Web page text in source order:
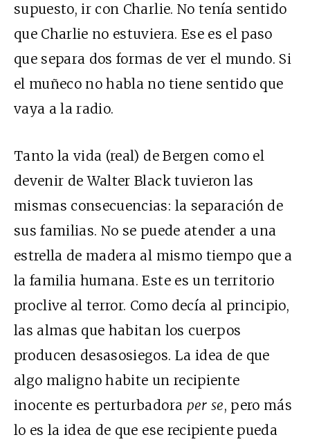
supuesto, ir con Charlie. No tenía sentido
que Charlie no estuviera. Ese es el paso
que separa dos formas de ver el mundo. Si
el muñeco no habla no tiene sentido que
vaya a la radio.
Tanto la vida (real) de Bergen como el
devenir de Walter Black tuvieron las
mismas consecuencias: la separación de
sus familias. No se puede atender a una
estrella de madera al mismo tiempo que a
la familia humana. Este es un territorio
proclive al terror. Como decía al principio,
las almas que habitan los cuerpos
producen desasosiegos. La idea de que
algo maligno habite un recipiente
inocente es perturbadora per se, pero más
lo es la idea de que ese recipiente pueda